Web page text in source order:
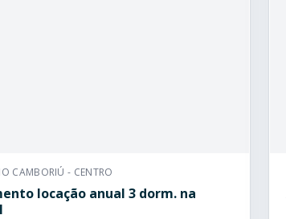
CAMBORIÚ - CENTRO
locação anual 3 dorm. na